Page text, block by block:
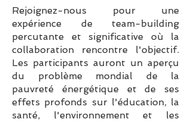
Rejoignez-nous pour une
expérience de team-building
percutante et significative où la
collaboration rencontre l'objectif.
Les participants auront un aperçu
du problème mondial de la
pauvreté énergétique et de ses
effets profonds sur l'éducation, la
santé, l'environnement et les